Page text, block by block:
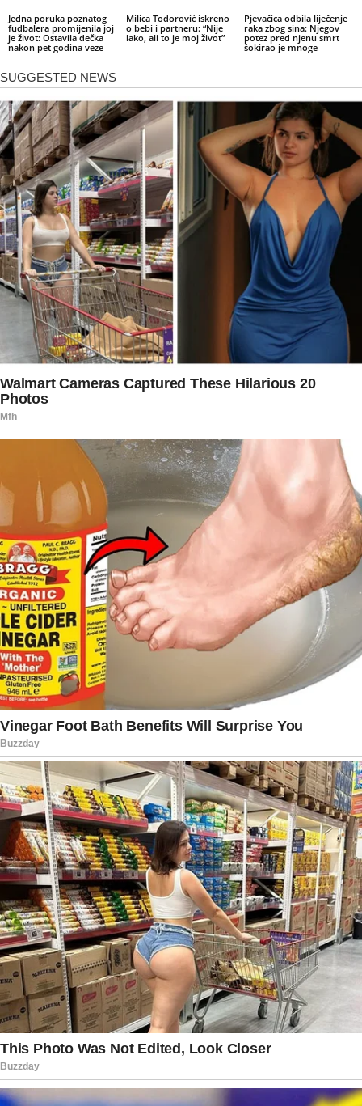
Jedna poruka poznatog
fudbalera promijenila joj
je život: Ostavila dečka
nakon pet godina veze
Milica Todorović iskreno
o bebi i partneru: “Nije
lako, ali to je moj život”
Pjevačica odbila liječenje
raka zbog sina: Njegov
potez pred njenu smrt
šokirao je mnoge